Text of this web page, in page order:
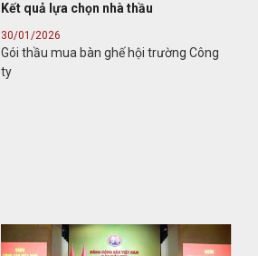
Kết quả lựa chọn nhà thầu
30/01/2026
Gói thầu mua bàn ghế hội trường Công
ty